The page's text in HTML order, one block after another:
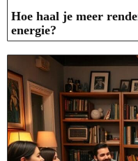
Hoe haal je meer
energie?